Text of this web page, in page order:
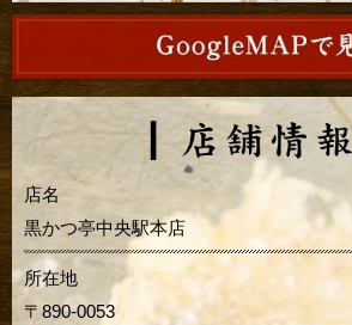
店名
黒かつ亭中央駅本店
所在地
〒890-0053